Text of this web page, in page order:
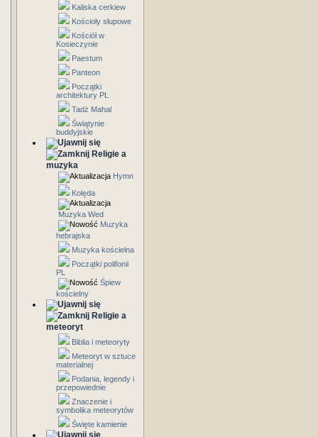
Kaliska cerkiew
Kościoły słupowe
Kościół w
Kosieczynie
Paestum
Panteon
Początki
architektury PL
Tadż Mahal
Świątynie
buddyjskie
Religie a
muzyka
Hymn
Kolęda
Muzyka Wed
Muzyka
hebrajska
Muzyka kościelna
Początki polifonii
PL
Śpiew
kościelny
Religie a
meteoryt
Biblia i meteoryty
Meteoryt w sztuce
materialnej
Podania, legendy i
przepowiednie
Znaczenie i
symbolika meteorytów
Święte kamienie